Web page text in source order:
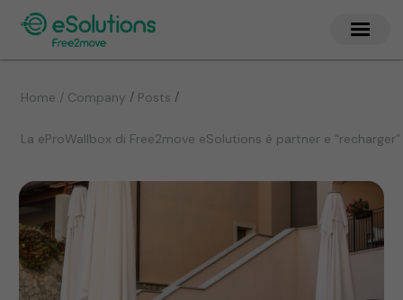
Home / Company / Posts /
La eProWallbox di Free2move eSolutions è partner e